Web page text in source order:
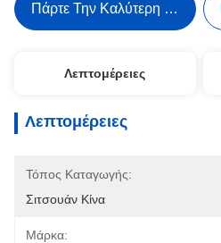
Πάρτε Την Καλύτερη Τιμή
Λεπτομέρειες
Λεπτομέρειες
Τόπος Καταγωγής:
Σιτσουάν Κίνα
Μάρκα: